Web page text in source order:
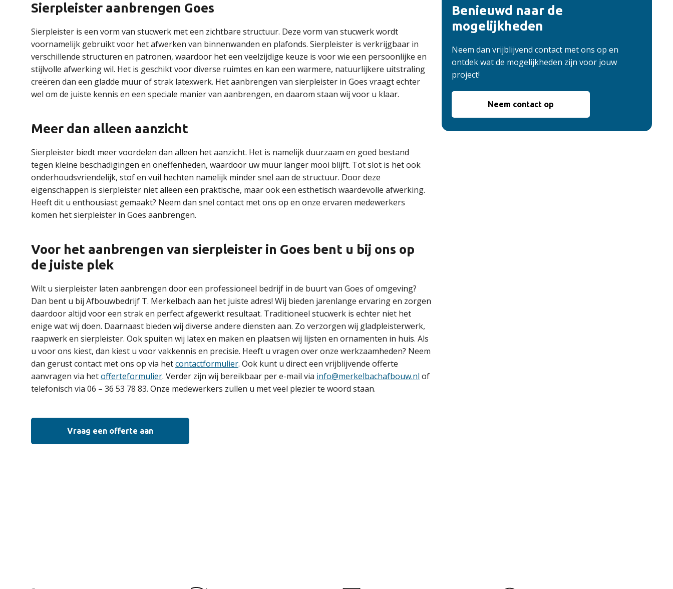
Sierpleister aanbrengen Goes
Sierpleister is een vorm van stucwerk met een zichtbare structuur. Deze vorm van stucwerk wordt
voornamelijk gebruikt voor het afwerken van binnenwanden en plafonds. Sierpleister is verkrijgbaar in
verschillende structuren en patronen, waardoor het een veelzijdige keuze is voor wie een persoonlijke en
stijlvolle afwerking wil. Het is geschikt voor diverse ruimtes en kan een warmere, natuurlijkere uitstraling
creëren dan een gladde muur of strak latexwerk. Het aanbrengen van sierpleister in Goes vraagt echter
wel om de juiste kennis en een speciale manier van aanbrengen, en daarom staan wij voor u klaar.
Meer dan alleen aanzicht
Sierpleister biedt meer voordelen dan alleen het aanzicht. Het is namelijk duurzaam en goed bestand
tegen kleine beschadigingen en oneffenheden, waardoor uw muur langer mooi blijft. Tot slot is het ook
onderhoudsvriendelijk, stof en vuil hechten namelijk minder snel aan de structuur. Door deze
eigenschappen is sierpleister niet alleen een praktische, maar ook een esthetisch waardevolle afwerking.
Heeft dit u enthousiast gemaakt? Neem dan snel contact met ons op en onze ervaren medewerkers
komen het sierpleister in Goes aanbrengen.
Voor het aanbrengen van sierpleister in Goes bent u bij ons op
de juiste plek
Wilt u sierpleister laten aanbrengen door een professioneel bedrijf in de buurt van Goes of omgeving?
Dan bent u bij Afbouwbedrijf T. Merkelbach aan het juiste adres! Wij bieden jarenlange ervaring en zorgen
daardoor altijd voor een strak en perfect afgewerkt resultaat. Traditioneel stucwerk is echter niet het
enige wat wij doen. Daarnaast bieden wij diverse andere diensten aan. Zo verzorgen wij gladpleisterwerk,
raapwerk en sierpleister. Ook spuiten wij latex en maken en plaatsen wij lijsten en ornamenten in huis. Als
u voor ons kiest, dan kiest u voor vakkennis en precisie. Heeft u vragen over onze werkzaamheden? Neem
dan gerust contact met ons op via hetcontactformulier. Ook kunt u direct een vrijblijvende offerte
aanvragen via hetofferteformulier. Verder zijn wij bereikbaar per e-mail via info@merkelbachafbouw.nl of
telefonisch via 06 – 36 53 78 83. Onze medewerkers zullen u met veel plezier te woord staan.
Vraag een offerte aan
Benieuwd naar de
mogelijkheden
Neem dan vrijblijvend contact met ons op en
ontdek wat de mogelijkheden zijn voor jouw
project!
Neem contact op